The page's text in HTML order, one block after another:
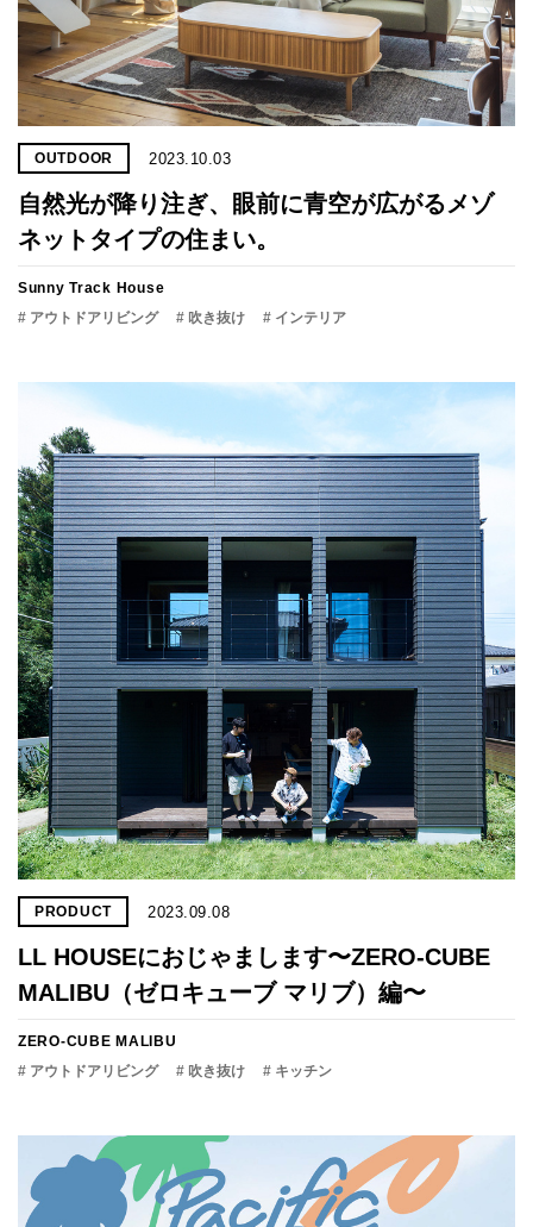
OUTDOOR 2023.10.03
自然光が降り注ぎ、眼前に青空が広がるメゾ
ネットタイプの住まい。
Sunny Track House
# アウトドアリビング
# 吹き抜け # インテリア
PRODUCT 2023.09.08
LL HOUSEにおじゃまします〜ZERO-CUBE
MALIBU（ゼロキューブ マリブ）編〜
ZERO-CUBE MALIBU
# アウトドアリビング
# 吹き抜け # キッチン